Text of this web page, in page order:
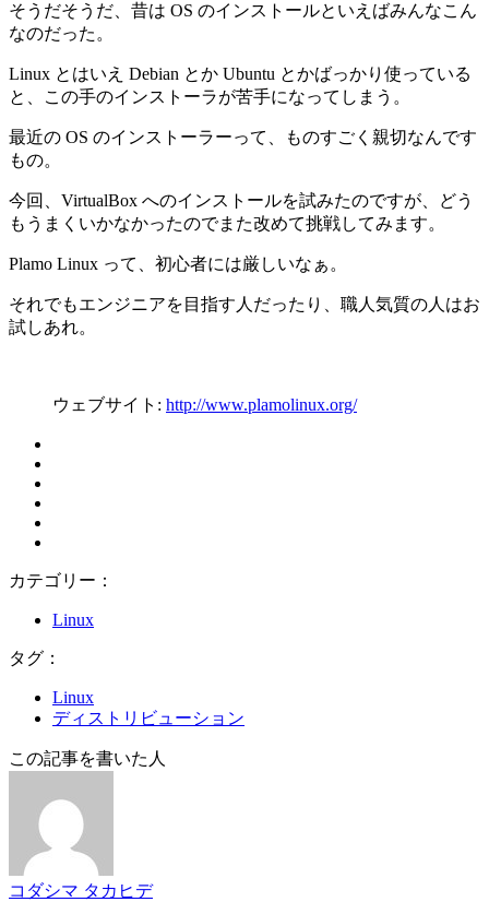
そうだそうだ、昔は OS のインストールといえばみんなこん
なのだった。
Linux とはいえ Debian とか Ubuntu とかばっかり使っている
と、この手のインストーラが苦手になってしまう。
最近の OS のインストーラーって、ものすごく親切なんです
もの。
今回、VirtualBox へのインストールを試みたのですが、どう
もうまくいかなかったのでまた改めて挑戦してみます。
Plamo Linux って、初心者には厳しいなぁ。
それでもエンジニアを目指す人だったり、職人気質の人はお
試しあれ。
ウェブサイト: http://www.plamolinux.org/
カテゴリー：
Linux
タグ：
Linux
ディストリビューション
この記事を書いた人
コダシマ タカヒデ